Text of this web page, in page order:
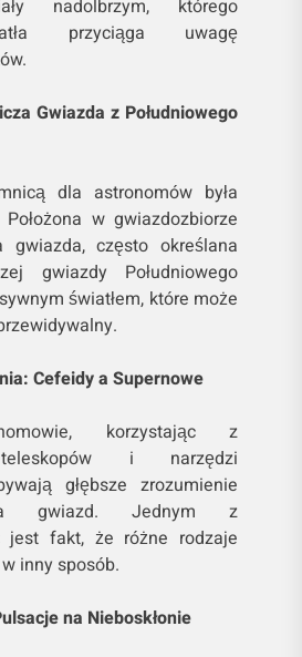
nadolbrzym, którego
przyciąga uwagę
Gwiazda z Południowego
dla astronomów była
w gwiazdozbiorze
gwiazda, często określana
gwiazdy Południowego
światłem, które może
Cefeidy a Supernowe
korzystając z
teleskopów i narzędzi
głębsze zrozumienie
gwiazd. Jednym z
jest fakt, że różne rodzaje
inny sposób.
na Nieboskłonie